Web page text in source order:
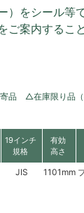
をシール等
案内するこ
△在庫限り品（
19インチ
規格
有効
高さ
JIS 1101mm